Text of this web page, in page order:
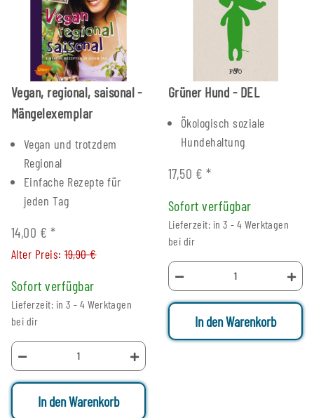
Vegan, regional, saisonal -
Mängelexemplar
Vegan und trotzdem
Regional
Einfache Rezepte für
jeden Tag
14,00 € *
Alter Preis:19,90 €
Sofort verfügbar
Lieferzeit: in 3 - 4 Werktagen
bei dir
In den Warenkorb
Grüner Hund - DEL
Ökologisch soziale
Hundehaltung
17,50 € *
Sofort verfügbar
Lieferzeit: in 3 - 4 Werktagen
bei dir
In den Warenkorb